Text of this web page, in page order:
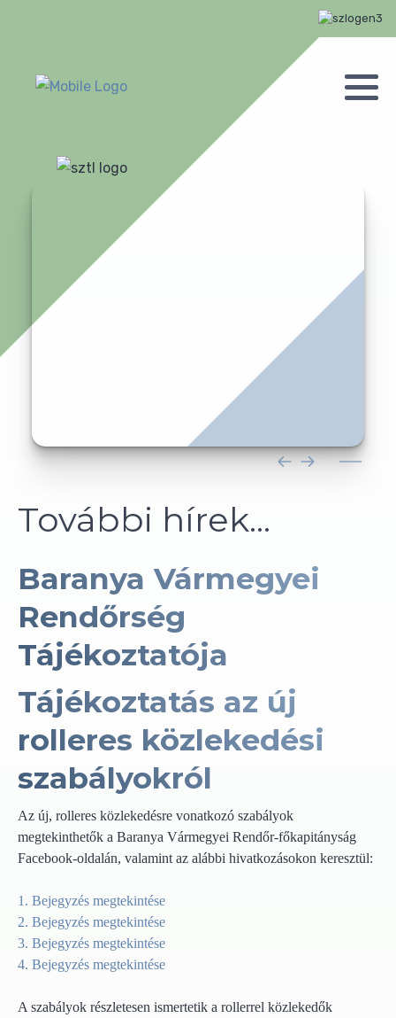
További hírek...
Baranya Vármegyei
Rendőrség
Tájékoztatója
Tájékoztatás az új
rolleres közlekedési
szabályokról
Az új, rolleres közlekedésre vonatkozó szabályok
megtekinthetők a Baranya Vármegyei Rendőr-főkapitányság
Facebook-oldalán, valamint az alábbi hivatkozásokon keresztül:
1. Bejegyzés megtekintése
2. Bejegyzés megtekintése
3. Bejegyzés megtekintése
4. Bejegyzés megtekintése
A szabályok részletesen ismertetik a rollerrel közlekedők